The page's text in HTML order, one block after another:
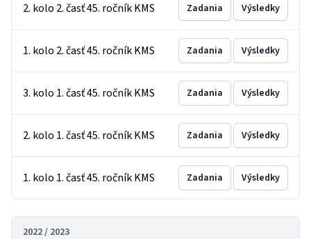
2. kolo 2. časť 45. ročník KMS Zadania Výsledky
1. kolo 2. časť 45. ročník KMS Zadania Výsledky
3. kolo 1. časť 45. ročník KMS Zadania Výsledky
2. kolo 1. časť 45. ročník KMS Zadania Výsledky
1. kolo 1. časť 45. ročník KMS Zadania Výsledky
2022 / 2023